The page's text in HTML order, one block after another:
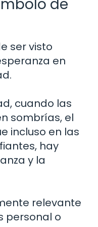
de
ser visto
en
cuando las
sombrías, el
incluso en las
hay
y la
relevante
personal o